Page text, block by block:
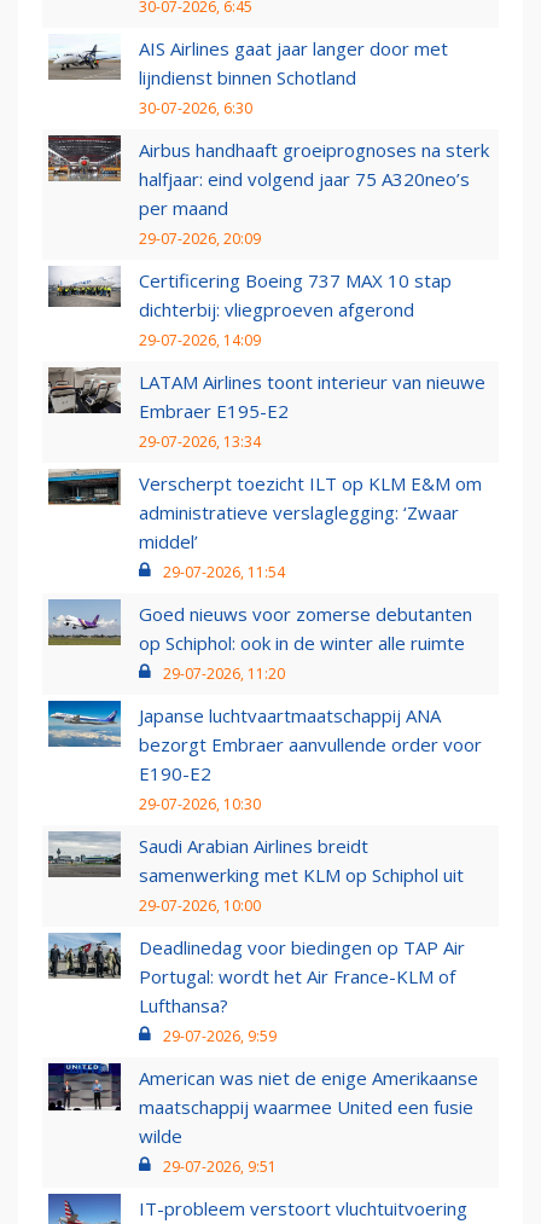
30-07-2026, 6:45
AIS Airlines gaat jaar langer door met
lijndienst binnen Schotland
30-07-2026, 6:30
Airbus handhaaft groeiprognoses na sterk
halfjaar: eind volgend jaar 75 A320neo’s
per maand
29-07-2026, 20:09
Certificering Boeing 737 MAX 10 stap
dichterbij: vliegproeven afgerond
29-07-2026, 14:09
LATAM Airlines toont interieur van nieuwe
Embraer E195-E2
29-07-2026, 13:34
Verscherpt toezicht ILT op KLM E&M om
administratieve verslaglegging: ‘Zwaar
middel’
29-07-2026, 11:54
Goed nieuws voor zomerse debutanten
op Schiphol: ook in de winter alle ruimte
29-07-2026, 11:20
Japanse luchtvaartmaatschappij ANA
bezorgt Embraer aanvullende order voor
E190-E2
29-07-2026, 10:30
Saudi Arabian Airlines breidt
samenwerking met KLM op Schiphol uit
29-07-2026, 10:00
Deadlinedag voor biedingen op TAP Air
Portugal: wordt het Air France-KLM of
Lufthansa?
29-07-2026, 9:59
American was niet de enige Amerikaanse
maatschappij waarmee United een fusie
wilde
29-07-2026, 9:51
IT-probleem verstoort vluchtuitvoering